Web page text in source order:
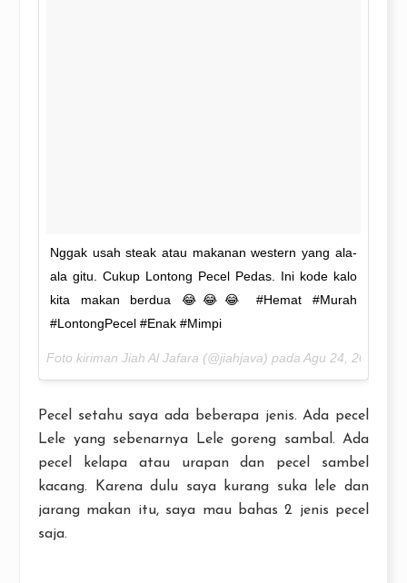
Nggak usah steak atau makanan western yang ala-
ala gitu. Cukup Lontong Pecel Pedas. Ini kode kalo
kita makan berdua 😂😂😂 #Hemat #Murah
#LontongPecel #Enak #Mimpi
Foto kiriman Jiah Al Jafara (@jiahjava) pada Agu 24, 2016
Pecel setahu saya ada beberapa jenis. Ada pecel
Lele yang sebenarnya Lele goreng sambal. Ada
pecel kelapa atau urapan dan pecel sambel
kacang. Karena dulu saya kurang suka lele dan
jarang makan itu, saya mau bahas 2 jenis pecel
saja.